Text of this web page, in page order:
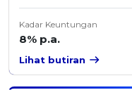
Kadar Keuntungan
8% p.a.
Lihat butiran